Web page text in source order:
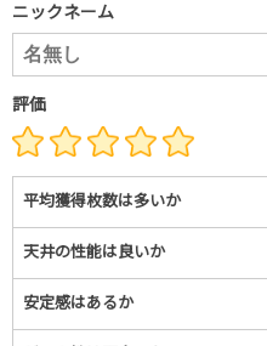
ニックネーム
評価
平均獲得枚数は多いか
天井の性能は良いか
安定感はあるか